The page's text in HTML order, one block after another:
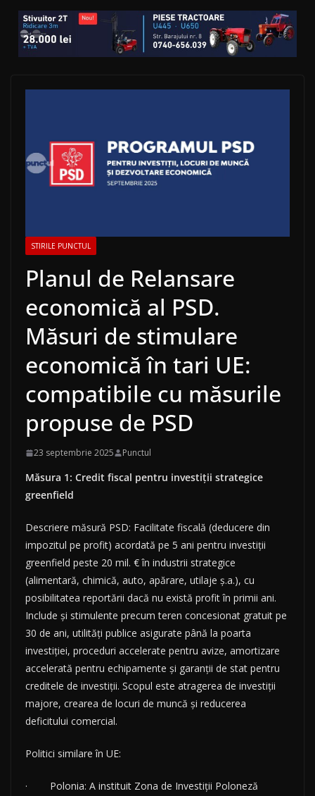
STIRILE PUNCTUL
Planul de Relansare
economică al PSD.
Măsuri de stimulare
economică în tari UE:
compatibile cu măsurile
propuse de PSD
23 septembrie 2025 Punctul
Măsura 1: Credit fiscal pentru investiții strategice
greenfield
Descriere măsură PSD: Facilitate fiscală (deducere din
impozitul pe profit) acordată pe 5 ani pentru investiții
greenfield peste 20 mil. € în industrii strategice
(alimentară, chimică, auto, apărare, utilaje ș.a.), cu
posibilitatea reportării dacă nu există profit în primii ani.
Include și stimulente precum teren concesionat gratuit pe
30 de ani, utilități publice asigurate până la poarta
investiției, proceduri accelerate pentru avize, amortizare
accelerată pentru echipamente și garanții de stat pentru
creditele de investiții. Scopul este atragerea de investiții
majore, crearea de locuri de muncă și reducerea
deficitului comercial.
Politici similare în UE:
· Polonia: A instituit Zona de Investiții Poloneză